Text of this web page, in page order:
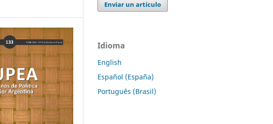
Enviar un artículo
Idioma
English
Español (España)
Português (Brasil)